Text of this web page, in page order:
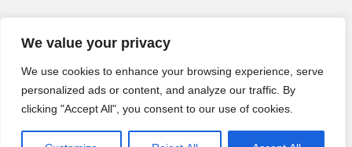
We value your privacy
We use cookies to enhance your browsing experience, serve
personalized ads or content, and analyze our traffic. By
clicking "Accept All", you consent to our use of cookies.